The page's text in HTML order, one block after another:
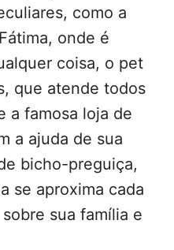
como a
onde é
coisa, o pet
que atende todos
a famosa loja de
a ajuda de sua
bicho-preguiça,
se aproxima cada
sua família e